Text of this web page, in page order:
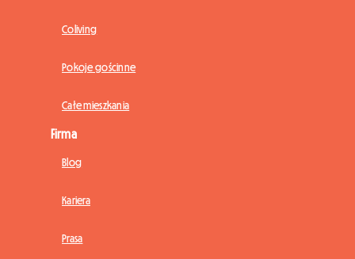
Coliving
Pokoje gościnne
Całe mieszkania
Firma
Blog
Kariera
Prasa